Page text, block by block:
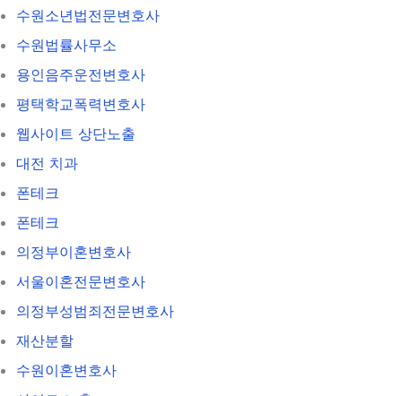
수원소년법전문변호사
수원법률사무소
용인음주운전변호사
평택학교폭력변호사
웹사이트 상단노출
대전 치과
폰테크
폰테크
의정부이혼변호사
서울이혼전문변호사
의정부성범죄전문변호사
재산분할
수원이혼변호사